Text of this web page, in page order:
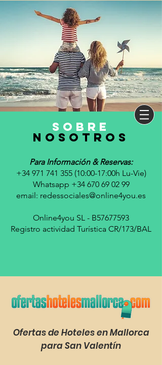
sobre
nosotros
Para Información & Reservas:
+34 971 741 355 (10:00-17:00h Lu-Vie)
Whatsapp +34 670 69 02 99
email: redessociales@online4you.es
Online4you SL - B57677593
Registro actividad Turística CR/173/BAL
Ofertas de Hoteles en Mallorca
para San Valentín